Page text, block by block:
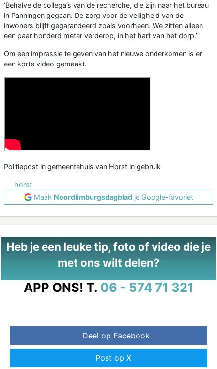
‘Behalve de collega’s van de recherche, die zijn naar het bureau
in Panningen gegaan. De zorg voor de veiligheid van de
inwoners blijft gegarandeerd zoals voorheen. We zitten alleen
een paar honderd meter verderop, in het hart van het dorp.’
Om een impressie te geven van het nieuwe onderkomen is er
een korte video gemaakt.
Politiepost in gemeentehuis van Horst in gebruik
horst
Maak Noordlimburgsdagbladje Google-favoriet
Heb je een leuke tip, foto of video die je
met ons wilt delen?
APP ONS! T. 06 - 574 71 321
Deel op Facebook
Post op X